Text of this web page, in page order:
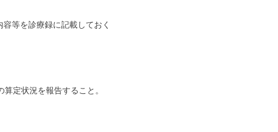
等を診療録に記載しておく
定状況を報告すること。